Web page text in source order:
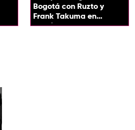
Bogotá con Ruzto y
Frank Takuma en
concierto